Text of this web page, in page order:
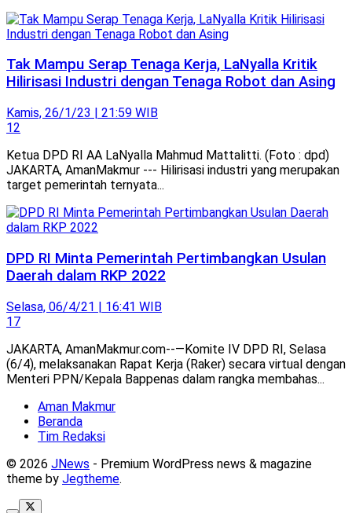
Tak Mampu Serap Tenaga Kerja, LaNyalla Kritik
Hilirisasi Industri dengan Tenaga Robot dan Asing
Kamis, 26/1/23 | 21:59 WIB
12
Ketua DPD RI AA LaNyalla Mahmud Mattalitti. (Foto : dpd)
JAKARTA, AmanMakmur --- Hilirisasi industri yang merupakan
target pemerintah ternyata...
DPD RI Minta Pemerintah Pertimbangkan Usulan
Daerah dalam RKP 2022
Selasa, 06/4/21 | 16:41 WIB
17
JAKARTA, AmanMakmur.com--—Komite IV DPD RI, Selasa
(6/4), melaksanakan Rapat Kerja (Raker) secara virtual dengan
Menteri PPN/Kepala Bappenas dalam rangka membahas...
Aman Makmur
Beranda
Tim Redaksi
© 2026 JNews - Premium WordPress news & magazine
theme by Jegtheme.